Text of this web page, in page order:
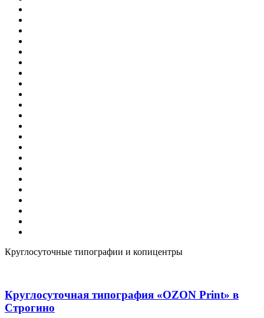
Круглосуточные типографии и копицентры
Круглосуточная типография «OZON Print» в
Строгино